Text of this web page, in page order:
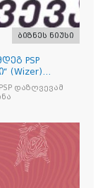
ბიზნეს ნიუსი
PSP
(Wizer)
დაზღვევამ